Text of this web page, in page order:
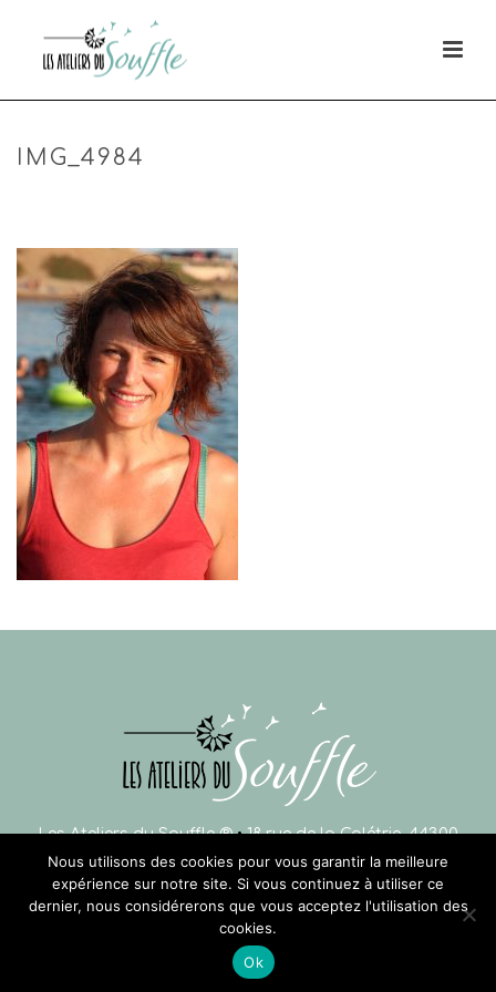
IMG_4984
Les Ateliers du Souffle ®•18 rue de la Colétrie, 44300
NANTES • hello@lesateliersdusouffle.com •
06 47 90 18 19• Mentions légales
Nous utilisons des cookies pour vous garantir la meilleure
expérience sur notre site. Si vous continuez à utiliser ce
dernier, nous considérerons que vous acceptez l'utilisation des
cookies.
Ok